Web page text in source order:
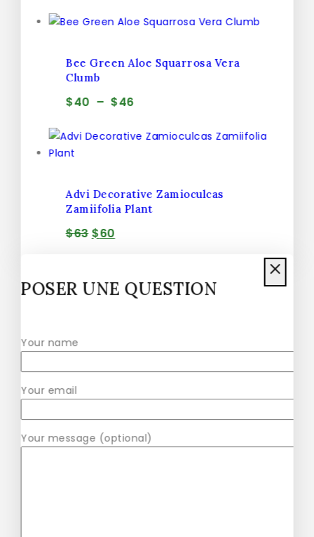
Bee Green Aloe Squarrosa Vera
Clumb
$40 – $46
Advi Decorative Zamioculcas
Zamiifolia Plant
$63 $60
Plants
$42–$57
POSER UNE QUESTION
Your name
Your email
Your message (optional)